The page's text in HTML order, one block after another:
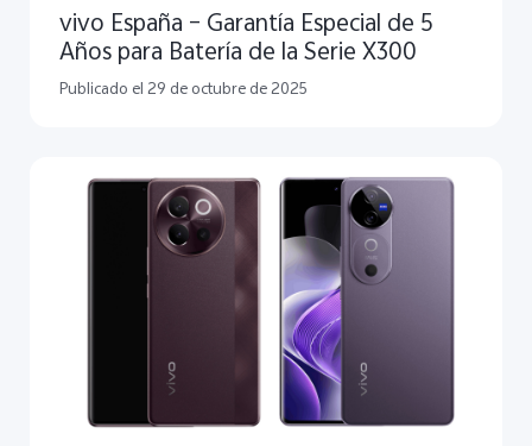
vivo España – Garantía Especial de 5
Años para Batería de la Serie X300
Publicado el 29 de octubre de 2025